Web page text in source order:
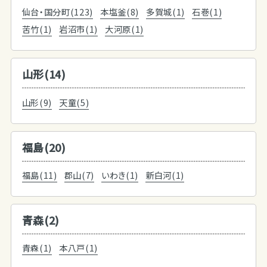
仙台・国分町(123) 本塩釜(8) 多賀城(1)
石巻(1)
苦竹(1)
岩沼市(1) 大河原(1)
山形(14)
山形(9) 天童(5)
福島(20)
福島(11) 郡山(7) いわき(1) 新白河(1)
青森(2)
青森(1) 本八戸(1)